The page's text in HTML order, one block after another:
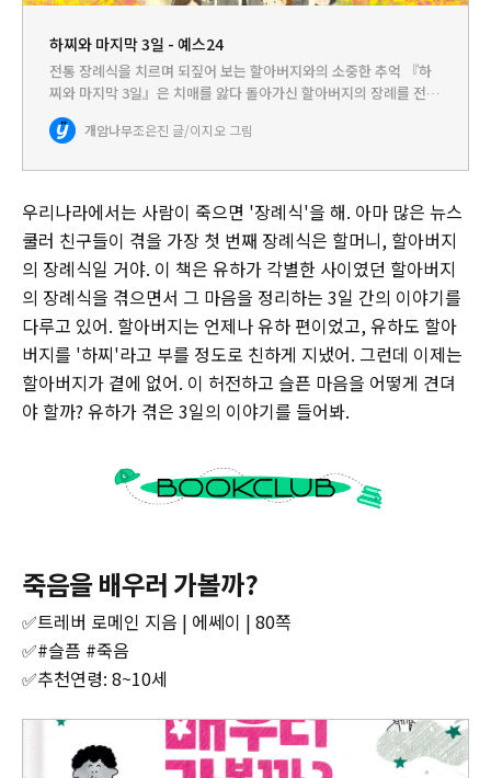
하찌와 마지막 3일 - 예스24
전통 장례식을 치르며 되짚어 보는 할아버지와의 소중한 추억 『하
찌와 마지막 3일』은 치매를 앓다 돌아가신 할아버지의 장례를 전통
방식으로 치르게 되면서, 생전 할아버지와 각별한 사이였던 손녀가
그동안의 추억을 떠올리는 마지막 3일간의 이야기입니다. 읽다 보
개암나무조은진 글/이지오 그림
우리나라에서는 사람이 죽으면 '장례식'을 해. 아마 많은 뉴스
쿨러 친구들이 겪을 가장 첫 번째 장례식은 할머니, 할아버지
의 장례식일 거야. 이 책은 유하가 각별한 사이였던 할아버지
의 장례식을 겪으면서 그 마음을 정리하는 3일 간의 이야기를
다루고 있어. 할아버지는 언제나 유하 편이었고, 유하도 할아
버지를 '하찌'라고 부를 정도로 친하게 지냈어. 그런데 이제는
할아버지가 곁에 없어. 이 허전하고 슬픈 마음을 어떻게 견뎌
야 할까? 유하가 겪은 3일의 이야기를 들어봐.
죽음을 배우러 가볼까?
✅트레버 로메인 지음 | 에쎄이 | 80쪽‌
‌✅#슬픔 #죽음
‌✅추천연령: 8~10세